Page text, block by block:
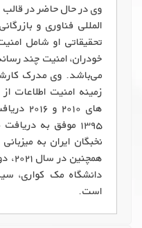
وی در حال حاضر در
المللی فناوری و
تحقیقاتی او شامل
خودران، امنیت چند
می‌باشد. وی مدرک
زمینه امنیت اطلاعات
های
۱۳۹۵ موفق به
نخبگان ایران به
دانشگاه مک کواری،
است.